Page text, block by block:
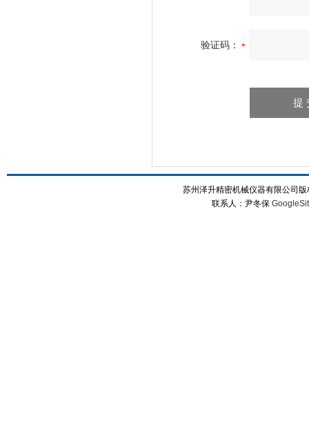
验证码：
苏州泽升精密机械仪器有限公司
联系人：尹冬保